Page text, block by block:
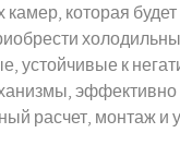
которая
устойчивые к
расчет, монтаж и